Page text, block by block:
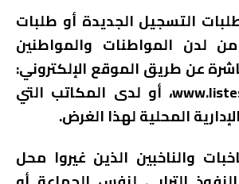
التسجيل الجديدة أو طلبات
لدن المواطنات والمواطنين
عن طريق الموقع الإلكتروني:
www.listeselectorales.ma، أو لدى المكاتب التي
المحلية لهذا الغرض.
والناخبين الذين غيروا محل